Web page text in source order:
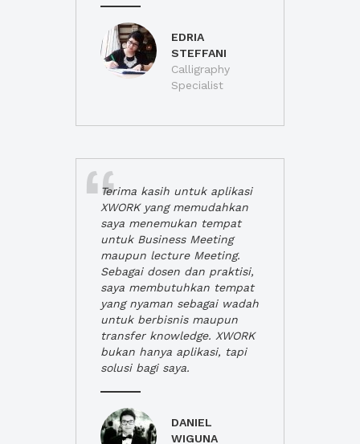
EDRIA
STEFFANI
Calligraphy
Specialist
Terima kasih untuk aplikasi
XWORK yang memudahkan
saya menemukan tempat
untuk Business Meeting
maupun lecture Meeting.
Sebagai dosen dan praktisi,
saya membutuhkan tempat
yang nyaman sebagai wadah
untuk berbisnis maupun
transfer knowledge. XWORK
bukan hanya aplikasi, tapi
solusi bagi saya.
DANIEL
WIGUNA